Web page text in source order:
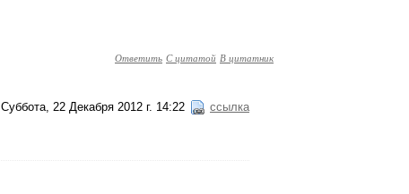
Ответить С цитатой В цитатник
Суббота, 22 Декабря 2012 г. 14:22 ссылка